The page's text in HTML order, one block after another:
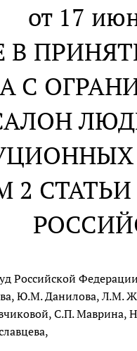
от 17
В
С
2
Российской
Ю.М. Данилова, Л.М.
С.П. Маврина,